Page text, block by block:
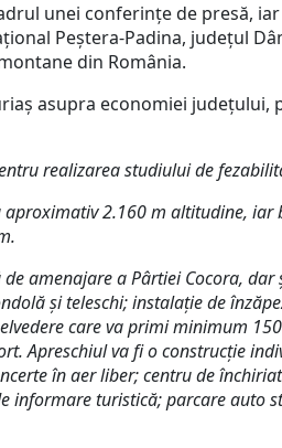
unei conferințe de presă,
Peștera-Padina, județul
din România.
asupra economiei
realizarea studiului de
2.160 m altitudine,
amenajare a Pârtiei Cocora,
și teleschi; instalație de
care va primi minimum
Apreschiul va fi o construcție
în aer liber; centru de
informare turistică; parcare auto